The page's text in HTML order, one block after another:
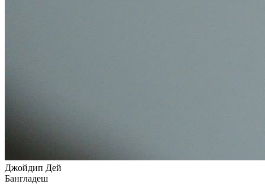
Джойдип Дей
Бангладеш